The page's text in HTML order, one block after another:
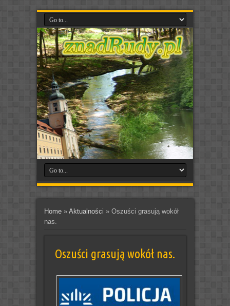
Home» Aktualności » Oszuści grasują wokół
nas.
Oszuści grasują wokół nas.